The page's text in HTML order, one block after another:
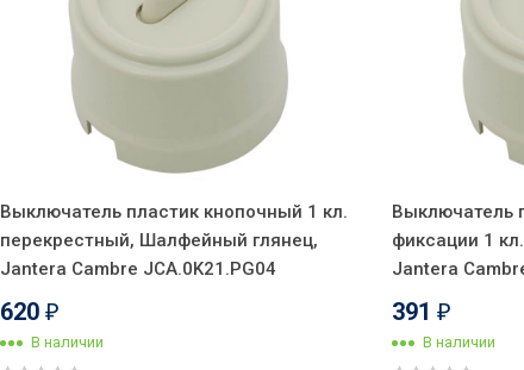
Выключатель пластик кнопочный 1 кл.
перекрестный, Шалфейный глянец,
Jantera Cambre JCA.0K21.PG04
620 ₽
В наличии
Выключатель
фиксации 1
Jantera
391 ₽
В наличии